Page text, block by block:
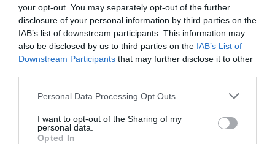
your opt-out. You may separately opt-out of the further
disclosure of your personal information by third parties on the
IAB’s list of downstream participants. This information may
also be disclosed by us to third parties on the IAB’s List of
Downstream Participants that may further disclose it to other
Please note that this website/app uses one or more Google
not limited to your visit or usage behaviour. You may click to
grant or deny consent to Google and its third-party tags to
Personal Data Processing Opt Outs
I want to opt-out of the Sharing of my
personal data.
Opted In
Óvatosan olasszuk fel a vajat egy serpenyőben
három rétegre válik szét. Ez csak néhány percet vesz
igénybe. A legfelső rétegben hab fog megjelenni, a
tejszárazanyag a serpenyő aljára vándorol, és a